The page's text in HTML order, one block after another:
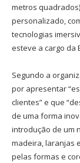
metros
personalizado,
tecnologias
esteve a cargo da
Segundo a
por apresentar
clientes” e que
de uma forma
introdução de um
madeira, laranjas
pelas formas e